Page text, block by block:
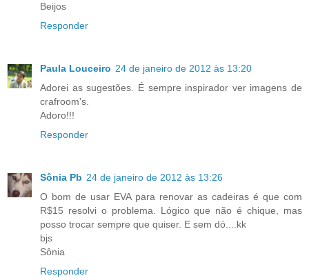
Beijos
Responder
Paula Louceiro 24 de janeiro de 2012 às 13:20
Adorei as sugestões. É sempre inspirador ver imagens de
crafroom's.
Adoro!!!
Responder
Sônia Pb 24 de janeiro de 2012 às 13:26
O bom de usar EVA para renovar as cadeiras é que com
R$15 resolvi o problema. Lógico que não é chique, mas
posso trocar sempre que quiser. E sem dó....kk
bjs
Sônia
Responder